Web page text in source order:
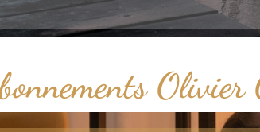
Olivier